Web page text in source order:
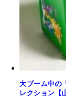
大ブーム中の
レクション【